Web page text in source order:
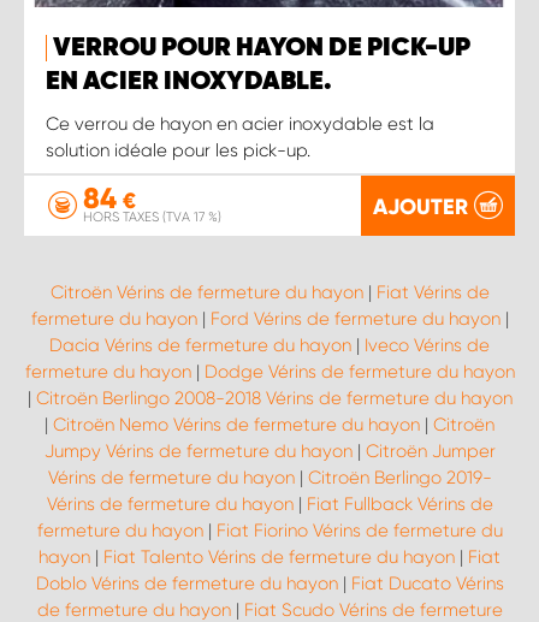
VERROU POUR HAYON DE PICK-UP
EN ACIER INOXYDABLE.
Ce verrou de hayon en acier inoxydable est la
solution idéale pour les pick-up.
84 €
HORS TAXES (TVA 17 %) AJOUTER
Citroën Vérins de fermeture du hayon| Fiat Vérins de
fermeture du hayon| Ford Vérins de fermeture du hayon|
Dacia Vérins de fermeture du hayon | Iveco Vérins de
fermeture du hayon| Dodge Vérins de fermeture du hayon
| Citroën Berlingo 2008-2018 Vérins de fermeture du hayon
| Citroën Nemo Vérins de fermeture du hayon | Citroën
Jumpy Vérins de fermeture du hayon| Citroën Jumper
Vérins de fermeture du hayon| Citroën Berlingo 2019-
Vérins de fermeture du hayon| Fiat Fullback Vérins de
fermeture du hayon| Fiat Fiorino Vérins de fermeture du
hayon | Fiat Talento Vérins de fermeture du hayon | Fiat
Doblo Vérins de fermeture du hayon| Fiat Ducato Vérins
de fermeture du hayon| Fiat Scudo Vérins de fermeture